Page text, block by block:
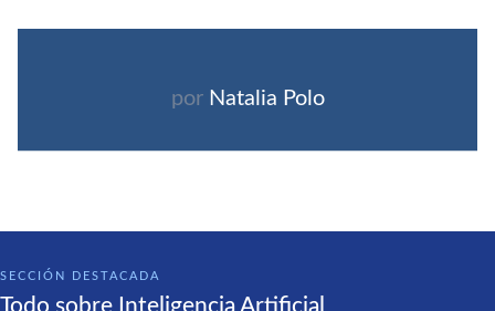
por Natalia Polo
SECCIÓN DESTACADA
Todo sobre Inteligencia Artificial